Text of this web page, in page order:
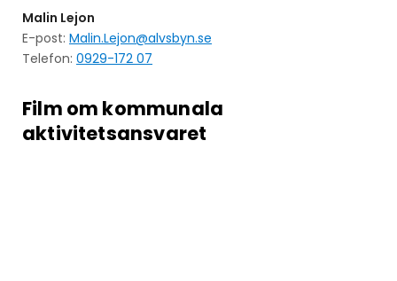
Malin Lejon
E-post: Malin.Lejon@alvsbyn.se
Telefon: 0929-172 07
Film om kommunala
aktivitetsansvaret